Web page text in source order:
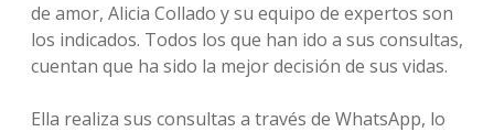
de amor, Alicia Collado y su equipo de expertos son
los indicados. Todos los que han ido a sus consultas,
cuentan que ha sido la mejor decisión de sus vidas.
Ella realiza sus consultas a través de WhatsApp, lo